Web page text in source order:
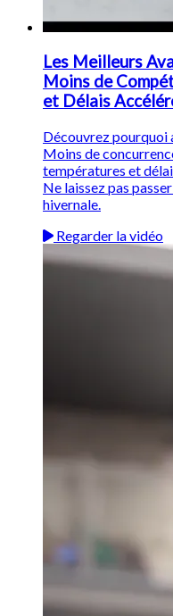
Les Meilleurs
Moins de
et Délais
Découvrez pourquoi
Moins de
températures et
Ne laissez pas
hivernale.
Regarder la vidéo